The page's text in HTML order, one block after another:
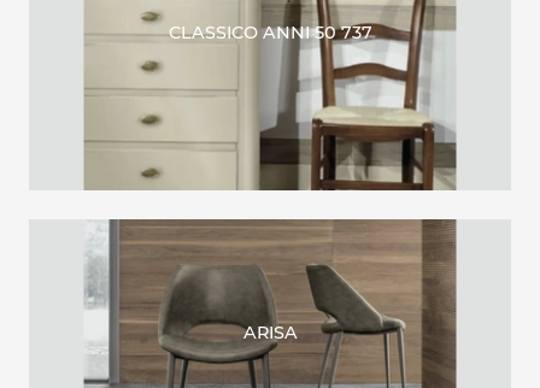
CLASSICO ANNI 50 737
ARISA